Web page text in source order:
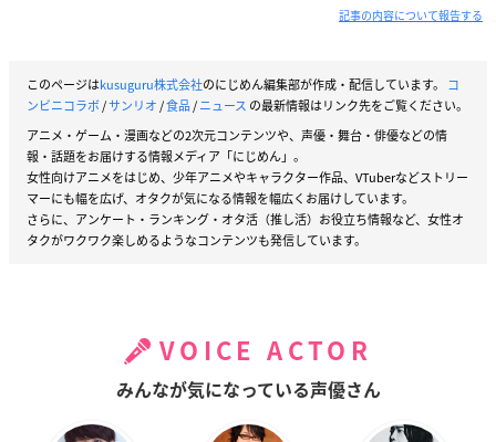
記事の内容について報告する
このページはkusuguru株式会社のにじめん編集部が作成・配信しています。 コ
ンビニコラボ/サンリオ/食品/ニュース の最新情報はリンク先をご覧ください。
アニメ・ゲーム・漫画などの2次元コンテンツや、声優・舞台・俳優などの情
報・話題をお届けする情報メディア「にじめん」。
女性向けアニメをはじめ、少年アニメやキャラクター作品、VTuberなどストリー
マーにも幅を広げ、オタクが気になる情報を幅広くお届けしています。
さらに、アンケート・ランキング・オタ活（推し活）お役立ち情報など、女性オ
タクがワクワク楽しめるようなコンテンツも発信しています。
VOICE ACTOR
みんなが気になっている声優さん